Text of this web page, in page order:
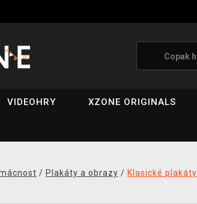
VIDEOHRY XZONE ORIGINALS
/ Plakáty a obrazy / Klasické plakáty